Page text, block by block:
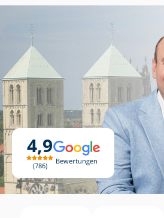
4,9
786
Bewertungen